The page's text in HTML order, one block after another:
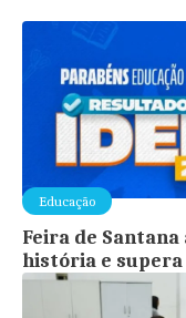
Educação
Feira de
história e supera